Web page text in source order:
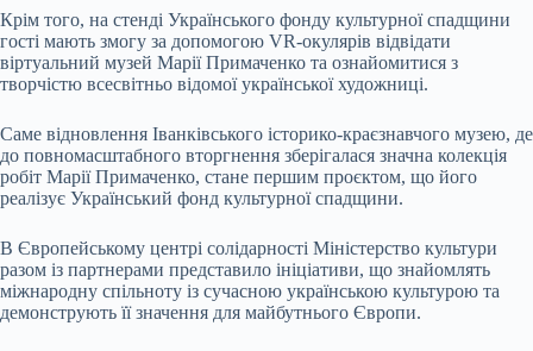
Крім того, на стенді Українського фонду культурної спадщини
гості мають змогу за допомогою VR-окулярів відвідати
віртуальний музей Марії Примаченко та ознайомитися з
творчістю всесвітньо відомої української художниці.
Саме відновлення Іванківського історико-краєзнавчого музею, де
до повномасштабного вторгнення зберігалася значна колекція
робіт Марії Примаченко, стане першим проєктом, що його
реалізує Український фонд культурної спадщини.
В Європейському центрі солідарності Міністерство культури
разом із партнерами представило ініціативи, що знайомлять
міжнародну спільноту із сучасною українською культурою та
демонструють її значення для майбутнього Європи.